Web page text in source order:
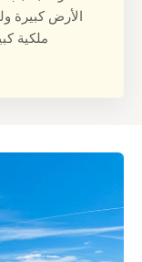
الأرض كبيرة
ملكية